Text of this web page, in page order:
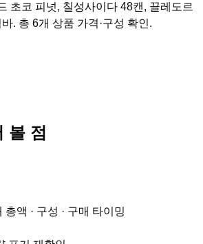
초코 피넛, 칠성사이다 48캔, 끌레도르
. 총 6개 상품 가격·구성 확인.
볼 점
총액 · 구성 · 구매 타이밍